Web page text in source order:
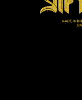
Ikon music country
sejak 52 tahun lalu.